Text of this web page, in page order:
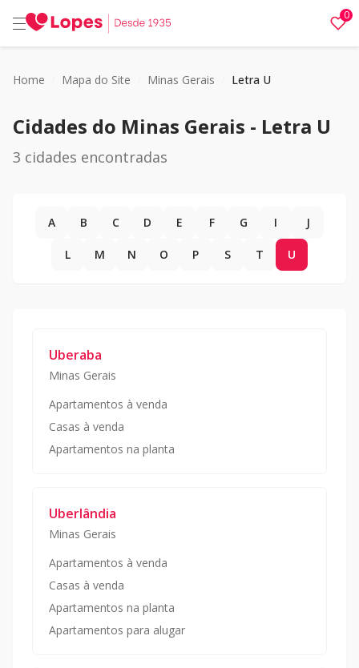
0
Home Mapa do Site Minas Gerais Letra U
Cidades do Minas Gerais - Letra U
3 cidades encontradas
A B C D E F G I J
L M N O P S T U
Uberaba
Minas Gerais
Apartamentos à venda
Casas à venda
Apartamentos na planta
Uberlândia
Minas Gerais
Apartamentos à venda
Casas à venda
Apartamentos na planta
Apartamentos para alugar